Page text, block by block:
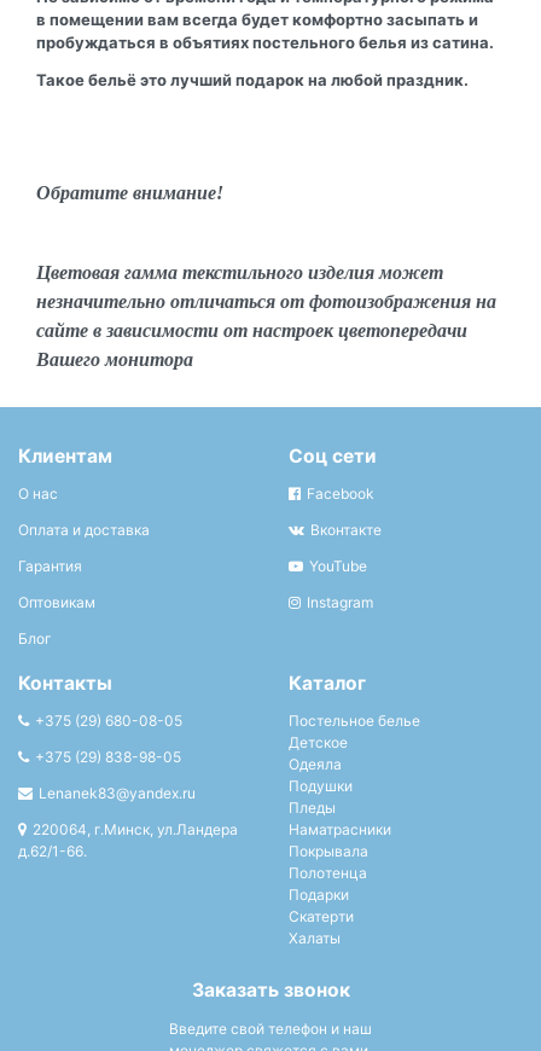
в помещении вам всегда будет комфортно засыпать и
пробуждаться в объятиях постельного белья из сатина.
Такое бельё это лучший подарок на любой праздник.
Обратите внимание!
Цветовая гамма текстильного изделия может
незначительно отличаться от фотоизображения на
сайте в зависимости от настроек цветопередачи
Вашего монитора
Клиентам
О нас
Оплата и доставка
Гарантия
Оптовикам
Блог
Соц сети
Facebook
Вконтакте
YouTube
Instagram
Контакты
+375 (29) 680-08-05
+375 (29) 838-98-05
Lenanek83@yandex.ru
220064, г.Минск, ул.Ландера
д.62/1-66.
Каталог
Постельное белье
Детское
Одеяла
Подушки
Пледы
Наматрасники
Покрывала
Полотенца
Подарки
Скатерти
Халаты
Заказать звонок
Введите свой телефон и наш